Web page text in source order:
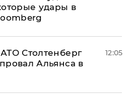
удары в
Столтенберг
Альянса в
12:05